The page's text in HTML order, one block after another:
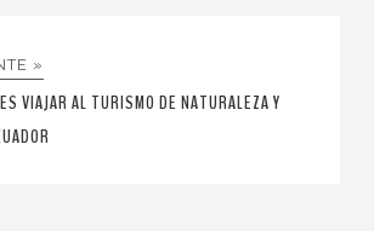
»
VIAJAR AL TURISMO DE NATURALEZA Y